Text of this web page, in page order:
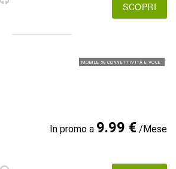
SCOPRI
MOBILE 5G CONNETTIVITÀ E VOCE
In promo a 9.99 €/Mese